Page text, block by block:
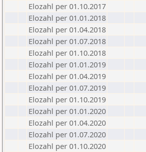
Elozahl per 01.10.2017
Elozahl per 01.01.2018
Elozahl per 01.04.2018
Elozahl per 01.07.2018
Elozahl per 01.10.2018
Elozahl per 01.01.2019
Elozahl per 01.04.2019
Elozahl per 01.07.2019
Elozahl per 01.10.2019
Elozahl per 01.01.2020
Elozahl per 01.04.2020
Elozahl per 01.07.2020
Elozahl per 01.10.2020